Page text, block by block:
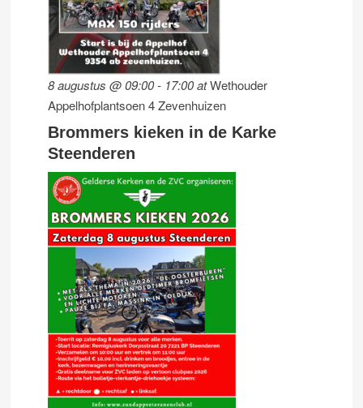
8 augustus @ 09:00- 17:00atWethouder
Appelhofplantsoen 4 Zevenhuizen
Brommers kieken in de Karke
Steenderen